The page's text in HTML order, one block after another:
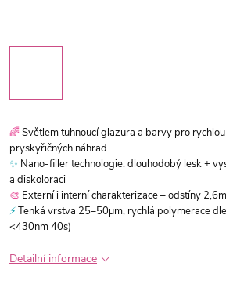
🌈Světlem tuhnoucí glazura a barvy pro
pryskyřičných náhrad
✨ Nano-filler technologie: dlouhodobý lesk +
a diskoloraci
🎨 Externí i interní charakterizace – odstíny
⚡Tenká vrstva 25–50µm, rychlá polymerace
<430nm 40s)
Detailní informace